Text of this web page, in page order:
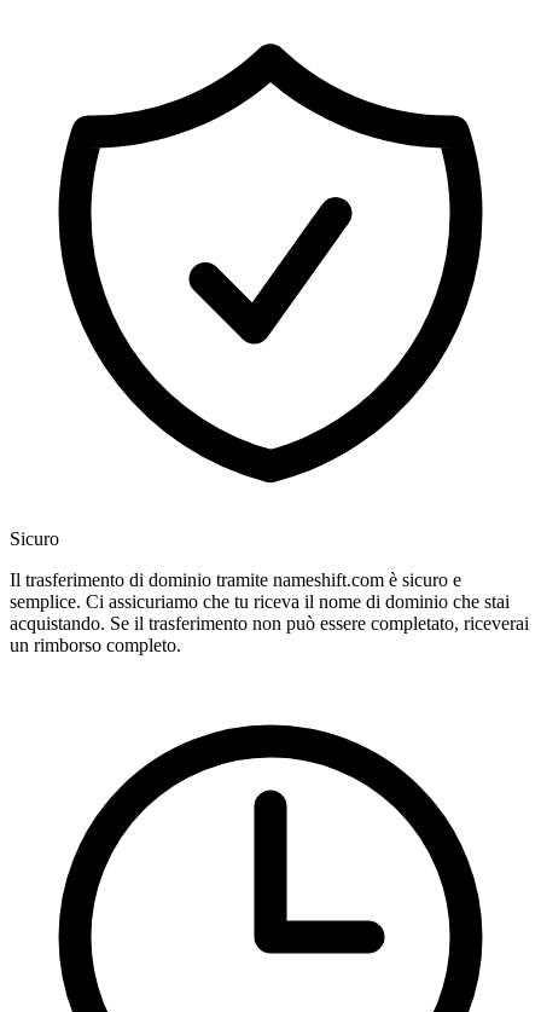
Sicuro
Il trasferimento di dominio tramite nameshift.com è sicuro e
semplice. Ci assicuriamo che tu riceva il nome di dominio che stai
acquistando. Se il trasferimento non può essere completato, riceverai
un rimborso completo.